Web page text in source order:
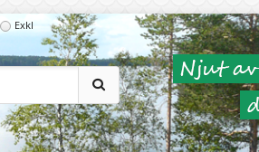
Exkl